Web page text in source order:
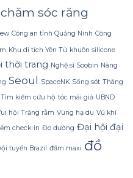
chăm sóc răng
Công an tỉnh Quảng Ninh Công
Khu di tích Yên Tử khuôn silicone
thời trang Nghệ sĩ Soobin Nâng
Seoul SpaceNK Sống sót Tháng
Tìm kiếm cứu hộ tóc mái giả UBND
hội Trăng rằm Vùng hạ du Vũ khí
check-in Đo đường Đại hội đại
tuyển Brazil đầm maxi đồ